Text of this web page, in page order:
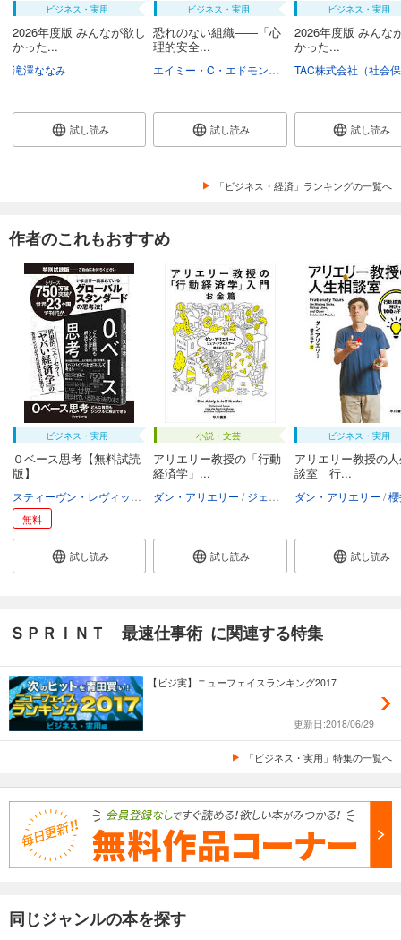
ビジネス・実用
2026年度版 みんなが欲し
かった...
滝澤ななみ
試し読み
ビジネス・実用
恐れのない組織――「心
理的安全...
野津智子 村瀬俊
試し読み
ビジネス・実用
2026年度版 みんな
かった...
試し読み
「ビジネス・経済」ランキングの一覧へ
作者のこれもおすすめ
ビジネス・実用
０ベース思考【無料試読
版】
スティーヴン・ダブナー 櫻井祐子
無料
試し読み
小説・文芸
アリエリー教授の「行動
経済学」...
ダン・アリエリー ジェフクライスラー 櫻井祐子
試し読み
ビジネス・実用
アリエリー教授の
談室 行...
ダン・アリエリー 櫻
試し読み
ＳＰＲＩＮＴ 最速仕事術 に関連する特集
【ビジ実】ニューフェイスランキング2017
更新日:2018/06/29
「ビジネス・実用」特集の一覧へ
同じジャンルの本を探す